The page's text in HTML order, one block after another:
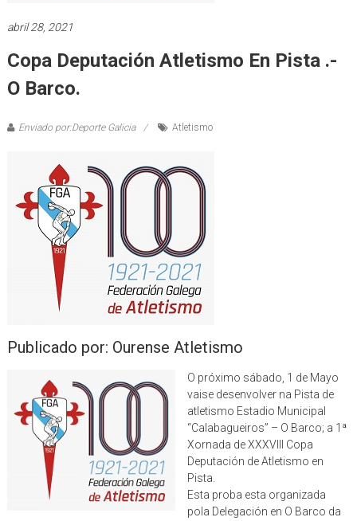
abril 28, 2021
Copa Deputación Atletismo En Pista .-
O Barco.
Enviado por:Deporte Galicia Atletismo
Publicado por: Ourense Atletismo
O próximo sábado, 1 de Mayo
vaise desenvolver na Pista de
atletismo Estadio Municipal
“Calabagueiros” – O Barco; a 1ª
Xornada de XXXVIII Copa
Deputación de Atletismo en
Pista.
Esta proba esta organizada
pola Delegación en O Barco da